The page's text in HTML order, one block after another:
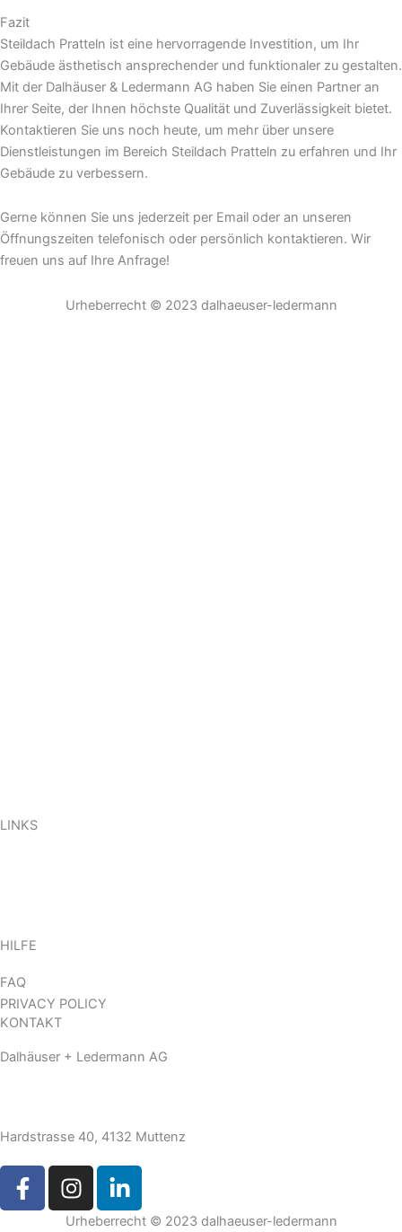
Fazit
Steildach Pratteln ist eine hervorragende Investition, um Ihr
Gebäude ästhetisch ansprechender und funktionaler zu gestalten.
Mit der Dalhäuser & Ledermann AG haben Sie einen Partner an
Ihrer Seite, der Ihnen höchste Qualität und Zuverlässigkeit bietet.
Kontaktieren Sie uns noch heute, um mehr über unsere
Dienstleistungen im Bereich Steildach Pratteln zu erfahren und Ihr
Gebäude zu verbessern.
Gerne können Sie uns jederzeit per Email oder an unseren
Öffnungszeiten telefonisch oder persönlich kontaktieren. Wir
freuen uns auf Ihre Anfrage!
Urheberrecht © 2023 dalhaeuser-ledermann
LINKS
HILFE
FAQ
PRIVACY POLICY
KONTAKT
Dalhäuser + Ledermann AG
Hardstrasse 40, 4132 Muttenz
F
a
I
n
s
i
n
Urheberrecht © 2023 dalhaeuser-ledermann